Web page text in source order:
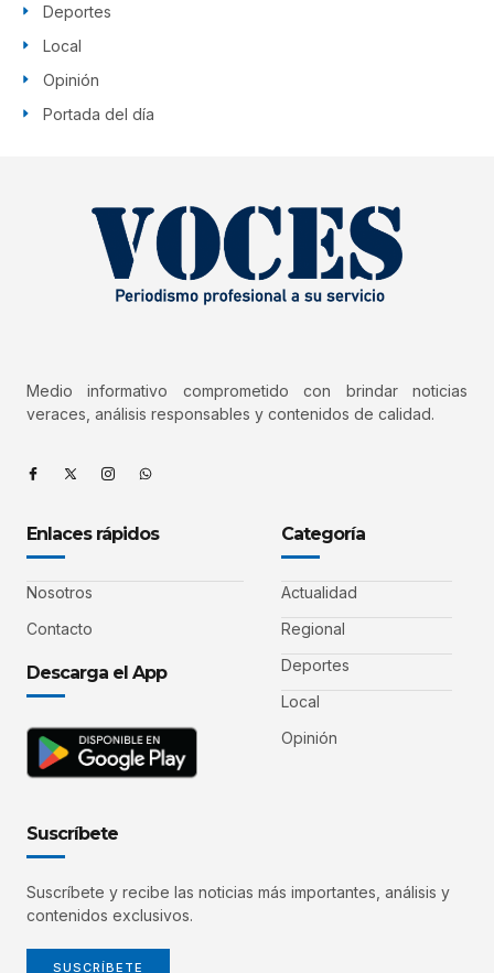
Deportes
Local
Opinión
Portada del día
Medio informativo comprometido con brindar noticias
veraces, análisis responsables y contenidos de calidad.
Enlaces rápidos
Nosotros
Contacto
Descarga el App
Categoría
Actualidad
Regional
Deportes
Local
Opinión
Suscríbete
Suscríbete y recibe las noticias más importantes, análisis y
contenidos exclusivos.
SUSCRÍBETE